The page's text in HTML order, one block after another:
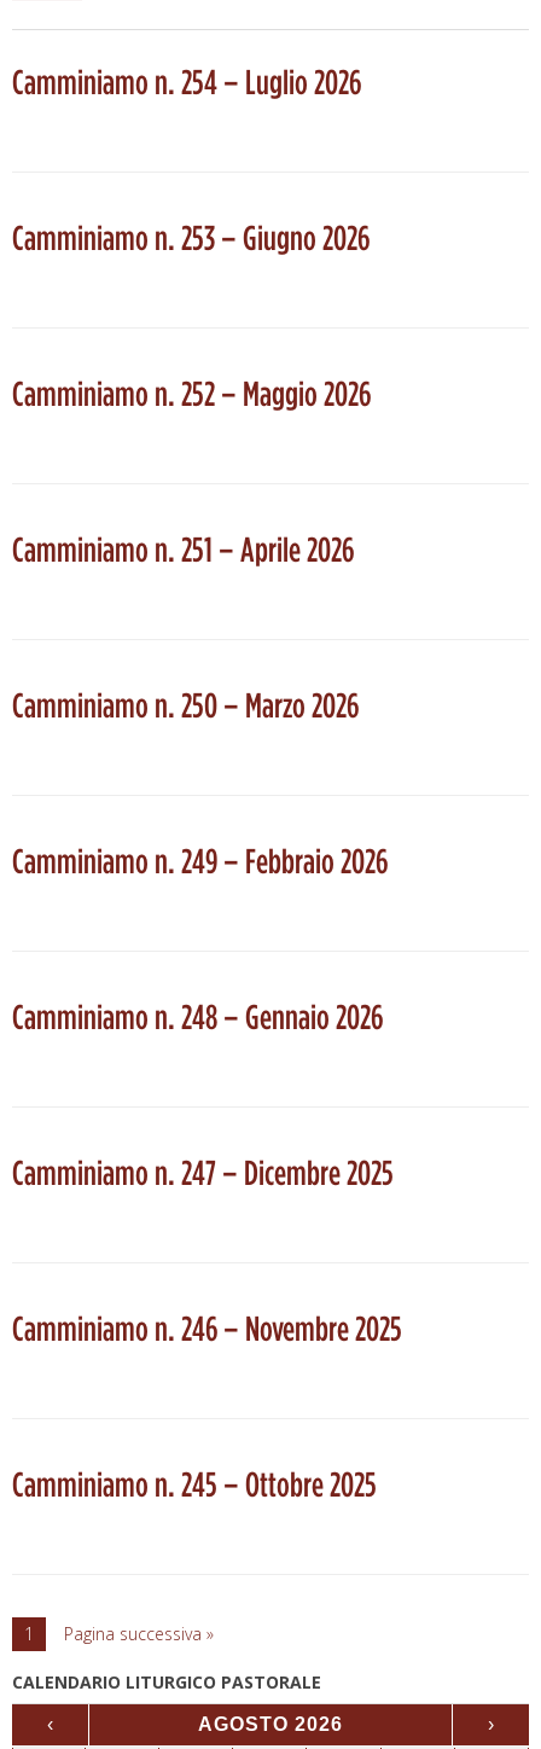
Camminiamo n. 254 – Luglio 2026
Camminiamo n. 253 – Giugno 2026
Camminiamo n. 252 – Maggio 2026
Camminiamo n. 251 – Aprile 2026
Camminiamo n. 250 – Marzo 2026
Camminiamo n. 249 – Febbraio 2026
Camminiamo n. 248 – Gennaio 2026
Camminiamo n. 247 – Dicembre 2025
Camminiamo n. 246 – Novembre 2025
Camminiamo n. 245 – Ottobre 2025
1 Pagina successiva »
CALENDARIO LITURGICO PASTORALE
‹ AGOSTO 2026 ›